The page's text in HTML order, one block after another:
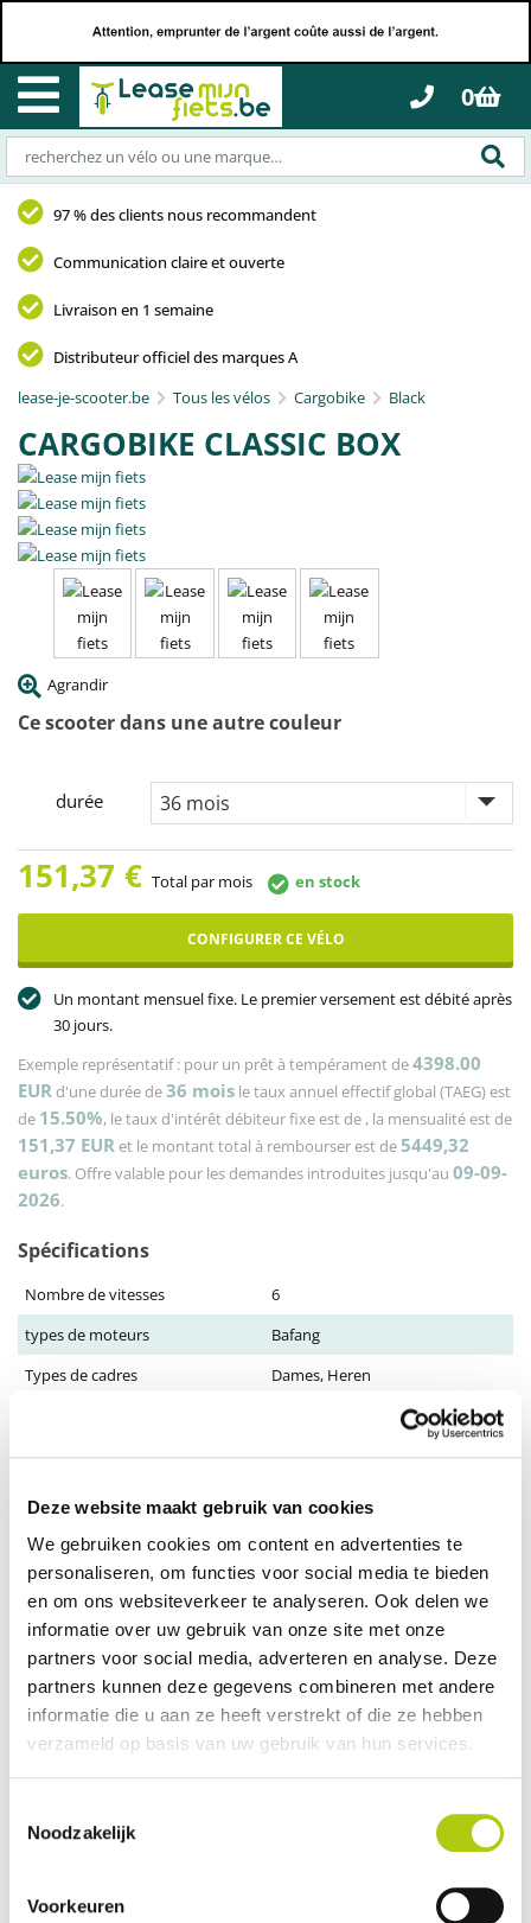
Deze website maakt gebruik van cookies
We gebruiken cookies om content en advertenties te
personaliseren, om functies voor social media te bieden
en om ons websiteverkeer te analyseren. Ook delen we
informatie over uw gebruik van onze site met onze
partners voor social media, adverteren en analyse. Deze
partners kunnen deze gegevens combineren met andere
informatie die u aan ze heeft verstrekt of die ze hebben
verzameld op basis van uw gebruik van hun services.
Noodzakelijk
Voorkeuren
0
97 % des clients nous recommandent
Communication claire et ouverte
Livraison en 1 semaine
Distributeur officiel des marques A
lease-je-scooter.be
Tous les vélos Cargobike Black
CARGOBIKE CLASSIC BOX
Agrandir
Ce scooter dans une autre couleur
durée
151,37 € Total par mois en stock
CONFIGURER CE VÉLO
Un montant mensuel fixe. Le premier versement est débité après
30 jours.
Exemple représentatif : pour un prêt à tempérament de4398.00
EURd'une durée de36 mois le taux annuel effectif global (TAEG) est
de 15.50%, le taux d'intérêt débiteur fixe est de , la mensualité est de
151,37 EURet le montant total à rembourser est de5449,32
euros. Offre valable pour les demandes introduites jusqu'au 09-09-
2026.
Spécifications
Nombre de vitesses
6
types de moteurs
Bafang
Types de cadres
Dames, Heren
Puissance
Tot 250 Watt
rayon d'action
Tot 50 KM, Tot 40 KM
12,8 Ah, Samsung/LG, 36 Volt, Li-
Montrer plus
Description
Le Cargobike Classic Box est un vélo cargo électrique robuste conçu
pour transporter des charges lourdes. Le cadre en acier solide peut
supporter jusqu'à 100 kg dans la caisse et 100 kg pour le conducteur,
garantissent des trajets sans effort, même sur des routes roulantes et
plates.
Avis des clients cargobike classic